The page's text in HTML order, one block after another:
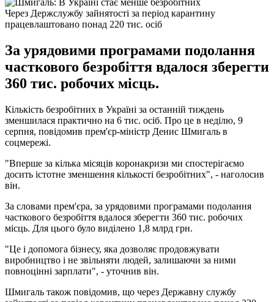
Через Держслужбу зайнятості за період карантину
працевлаштовано понад 220 тис. осіб
За урядовими програмами подолання
часткового безробіття вдалося зберегти
360 тис. робочих місць.
Кількість безробітних в Україні за останній тиждень
зменшилася практично на 6 тис. осіб. Про це в неділю, 9
серпня, повідомив прем'єр-міністр Денис Шмигаль в
соцмережі.
"Вперше за кілька місяців коронакризи ми спостерігаємо
досить істотне зменшення кількості безробітних", - наголосив
він.
За словами прем'єра, за урядовими програмами подолання
часткового безробіття вдалося зберегти 360 тис. робочих
місць. Для цього було виділено 1,8 млрд грн.
"Це і допомога бізнесу, яка дозволяє продовжувати
виробництво і не звільняти людей, залишаючи за ними
повноцінні зарплати", - уточнив він.
Шмигаль також повідомив, що через Державну службу